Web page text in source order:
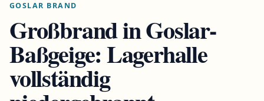
GOSLAR BRAND
Großbrand in Goslar-
Baßgeige: Lagerhalle
vollständig